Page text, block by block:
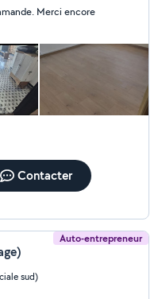
Merci encore
Contacter
Auto-entrepreneur
sud)